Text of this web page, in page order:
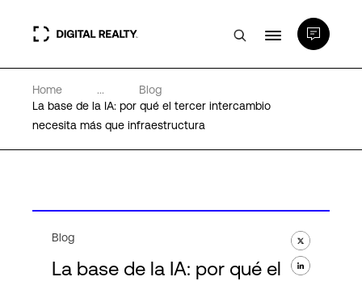
Centros de Datos
PlatformDIGITAL®
Home ...
Blog
La base de la IA: por qué el tercer intercambio
necesita más que infraestructura
Blog
La base de la IA: por qué el